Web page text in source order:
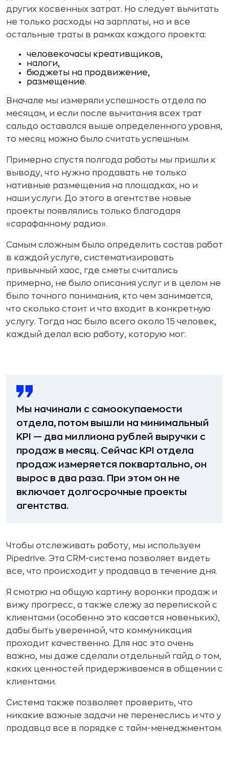
других косвенных затрат. Но следует вычитать
не только расходы на зарплаты, но и все
остальные траты в рамках каждого проекта:
человекочасы креативщиков,
налоги,
бюджеты на продвижение,
размещение.
Вначале мы измеряли успешность отдела по
месяцам, и если после вычитания всех трат
сальдо оставался выше определенного уровня,
то месяц можно было считать успешным.
Примерно спустя полгода работы мы пришли к
выводу, что нужно продавать не только
нативные размещения на площадках, но и
наши услуги. До этого в агентстве новые
проекты появлялись только благодаря
«сарафанному радио».
Самым сложным было определить состав работ
в каждой услуге, систематизировать
привычный хаос, где сметы считались
примерно, не было описания услуг и в целом не
было точного понимания, кто чем занимается,
что сколько стоит и что входит в конкретную
услугу. Тогда нас было всего около 15 человек,
каждый делал всю работу, которую мог.
Мы начинали с самоокупаемости
отдела, потом вышли на минимальный
KPI — два миллиона рублей выручки с
продаж в месяц. Сейчас KPI отдела
продаж измеряется поквартально, он
вырос в два раза. При этом он не
включает долгосрочные проекты
агентства.
Чтобы отслеживать работу, мы используем
Pipedrive. Эта CRM-система позволяет видеть
все, что происходит у продавца в течение дня.
Я смотрю на общую картину воронки продаж и
вижу прогресс, а также слежу за перепиской с
клиентами (особенно это касается новеньких),
дабы быть уверенной, что коммуникация
проходит качественно. Для нас это очень
важно, мы даже сделали отдельный гайд о том,
каких ценностей придерживаемся в общении с
клиентами.
Система также позволяет проверить, что
никакие важные задачи не перенеслись и что у
продавца все в порядке с тайм-менеджментом.